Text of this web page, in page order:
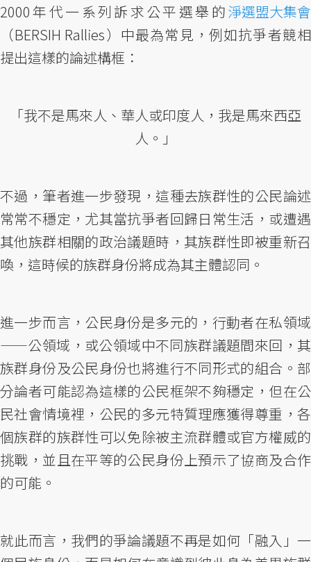
2000年代一系列訴求公平選舉的淨選盟大集會
（BERSIH Rallies）中最為常見，例如抗爭者競相
提出這樣的論述構框：
「我不是馬來人、華人或印度人，我是馬來西亞
人。」
不過，筆者進一步發現，這種去族群性的公民論述
常常不穩定，尤其當抗爭者回歸日常生活，或遭遇
其他族群相關的政治議題時，其族群性即被重新召
喚，這時候的族群身份將成為其主體認同。
進一步而言，公民身份是多元的，行動者在私領域
——公領域，或公領域中不同族群議題間來回，其
族群身份及公民身份也將進行不同形式的組合。部
分論者可能認為這樣的公民框架不夠穩定，但在公
民社會情境裡，公民的多元特質理應獲得尊重，各
個族群的族群性可以免除被主流群體或官方權威的
挑戰，並且在平等的公民身份上預示了協商及合作
的可能。
就此而言，我們的爭論議題不再是如何「融入」一